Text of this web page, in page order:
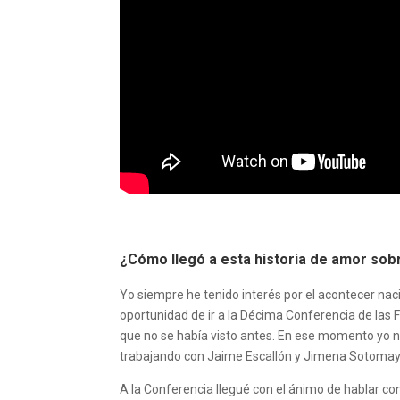
¿Cómo llegó a esta historia de amor
Yo siempre he tenido interés por el acontecer
oportunidad de ir a la Décima Conferencia de las
que no se había visto antes. En ese momento
trabajando con Jaime Escallón y Jimena
A la Conferencia llegué con el ánimo de hablar